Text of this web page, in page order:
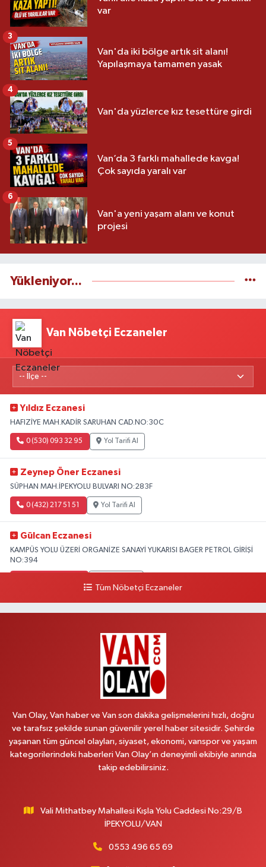
var
Van'da iki bölge artık sit alanı!
Yapılaşmaya tamamen yasak
3
Van'da yüzlerce kız tesettüre girdi
4
Van’da 3 farklı mahallede kavga!
Çok sayıda yaralı var
5
Van'a yeni yaşam alanı ve konut
projesi
6
Yükleniyor...
Van Nöbetçi Eczaneler
Yıldız Eczanesi
HAFIZİYE MAH.KADİR SARUHAN CAD.NO:30C
0 (530) 093 32 95 Yol Tarifi Al
Zeynep Öner Eczanesi
SÜPHAN MAH.İPEKYOLU BULVARI NO:283F
0 (432) 217 51 51 Yol Tarifi Al
Gülcan Eczanesi
KAMPÜS YOLU ÜZERİ ORGANİZE SANAYİ YUKARISI BAGER PETROL GİRİŞİ
NO:394
HEKİM HASTANESİ ACİL KARŞISI
Yol Tarifi Al
MAHMUDİYE MAH.ATATÜRK CAD.NO:17B
0 (531) 621 69 65 Yol Tarifi Al
Onay Eczanesi
Yenı Derman Eczanesi
Akdamar Hastanesi Acil yanı. İpekyolu. Hatuniye mahallesi terzioğlu, Eski
Tüm Nöbetçi Eczaneler
Van Olay, Van haber ve Van son dakika gelişmelerini hızlı, doğru
ve tarafsız şekilde sunan güvenilir yerel haber sitesidir. Şehirde
yaşanan tüm güncel olayları, siyaset, ekonomi, vanspor ve yaşam
kategorilerindeki haberleri Van Olay’ın deneyimli ekibiyle anında
takip edebilirsiniz.
Vali Mithatbey Mahallesi Kışla Yolu Caddesi No:29/B
İPEKYOLU/VAN
0553 496 65 69